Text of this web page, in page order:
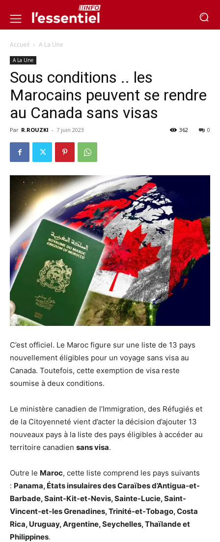
Accueil A La Une
A La Une
Sous conditions .. les
Marocains peuvent se rendre
au Canada sans visas
Par R.ROUZKI - 7 juin 2023 0
362
C’est officiel. Le Maroc figure sur une liste de 13 pays
nouvellement éligibles pour un voyage sans visa au
Canada. Toutefois, cette exemption de visa reste
soumise à deux conditions.
Le ministère canadien de l’Immigration, des Réfugiés et
de la Citoyenneté vient d’acter la décision d’ajouter 13
nouveaux pays à la liste des pays éligibles à accéder au
territoire canadien sans visa.
Outre le Maroc, cette liste comprend les pays suivants
: Panama, États insulaires des Caraïbes d’Antigua-et-
Barbade, Saint-Kit-et-Nevis, Sainte-Lucie, Saint-
Vincent-et-les Grenadines, Trinité-et-Tobago, Costa
Rica, Uruguay, Argentine, Seychelles, Thaïlande et
Philippines.